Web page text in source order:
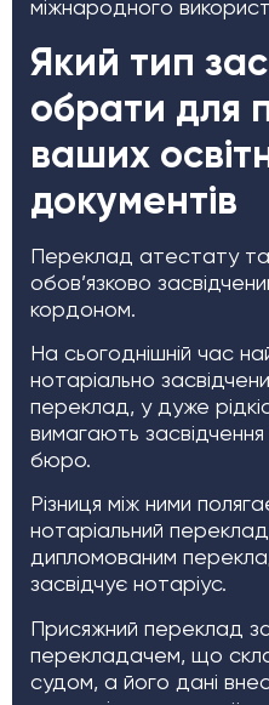
міжнародного
Який тип
обрати для
ваших
документів
Переклад атестату
обов’язково
кордоном.
На сьогоднішній час
нотаріально
переклад, у дуже
вимагають
бюро.
Різниця між ними
нотаріальний
дипломованим
засвідчує нотаріус.
Присяжний переклад
перекладачем, що
судом, а його дані